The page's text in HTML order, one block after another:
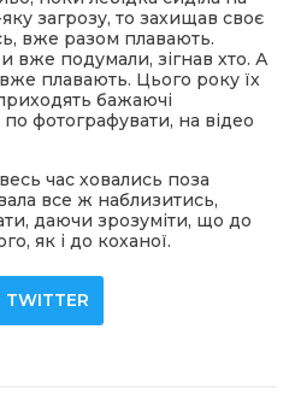
загрозу, то захищав своє
вже разом плавають.
вже подумали, зігнав хто. А
плавають. Цього року їх
бажаючі
фотографувати, на відео
час ховались поза
все ж наблизитись,
даючи зрозуміти, що до
як і до коханої.
TWITTER